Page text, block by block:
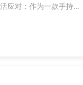
应对：作为一款手持...